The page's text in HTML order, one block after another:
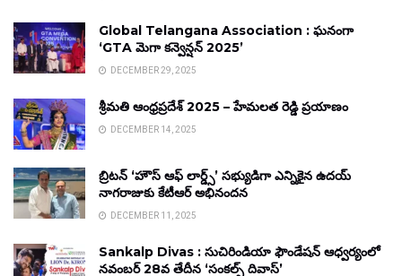
Global Telangana Association : ఘనంగా
‘GTA మెగా కన్వెన్షన్ 2025’
DECEMBER 29, 2025
శ్రీమతి ఆంధ్రప్రదేశ్ 2025 – హేమలత రెడ్డి ప్రయాణం
DECEMBER 14, 2025
బ్రిటన్ ‘హౌస్ ఆఫ్ లార్డ్స్’ సభ్యుడిగా ఎన్నికైన ఉదయ్
నాగరాజుకు కేటీఆర్ అభినందన
DECEMBER 11, 2025
Sankalp Divas : సుచిరిండియా ఫౌండేషన్ ఆధ్వర్యంలో
నవంబర్ 28వ తేదీన ‘సంకల్ప్ దివాస్’